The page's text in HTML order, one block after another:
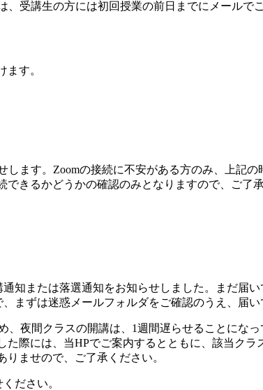
受講生の方には初回授業の前日までにメール
ます。
ます。Zoomの接続に不安がある方のみ、上記
きるかどうかの確認のみとなりますので、ご了承
知または落選通知をお知らせしました。まだ届
まずは迷惑メールフォルダをご確認のうえ、届い
、夜間クラスの開講は、1週間遅らせることにな
際には、当HPでご案内するとともに、該当ク
ませので、ご了承ください。
ださい。